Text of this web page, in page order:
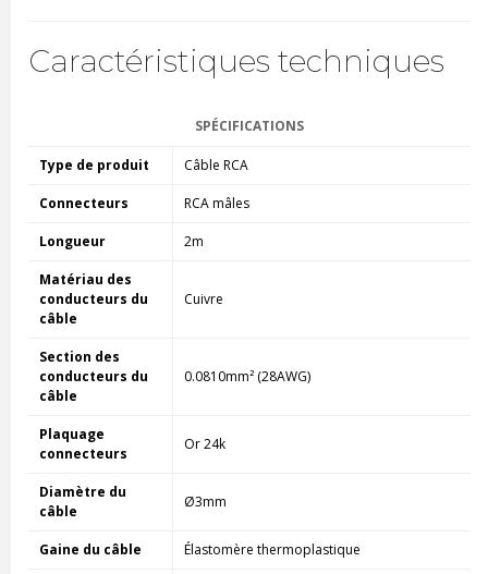
Caractéristiques techniques
SPÉCIFICATIONS
Type de produit Câble RCA
Connecteurs RCA mâles
Longueur 2m
Matériau des
conducteurs du
câble
Cuivre
Section des
conducteurs du
câble
0.0810mm² (28AWG)
Plaquage
connecteurs
Or 24k
Diamètre du
câble
Ø3mm
Gaine du câble Élastomère thermoplastique